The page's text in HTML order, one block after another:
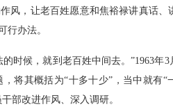
风，让老百姓愿意和焦裕禄讲真话
行办法。
候，就到老百姓中间去。”1963年3
将其概括为“十多十少”，当中就有“
部改进作风、深入调研。